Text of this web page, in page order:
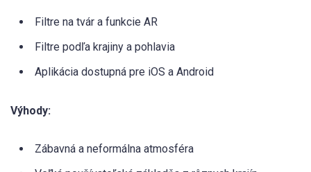
Filtre na tvár a funkcie AR
Filtre podľa krajiny a pohlavia
Aplikácia dostupná pre iOS a Android
Výhody:
Zábavná a neformálna atmosféra